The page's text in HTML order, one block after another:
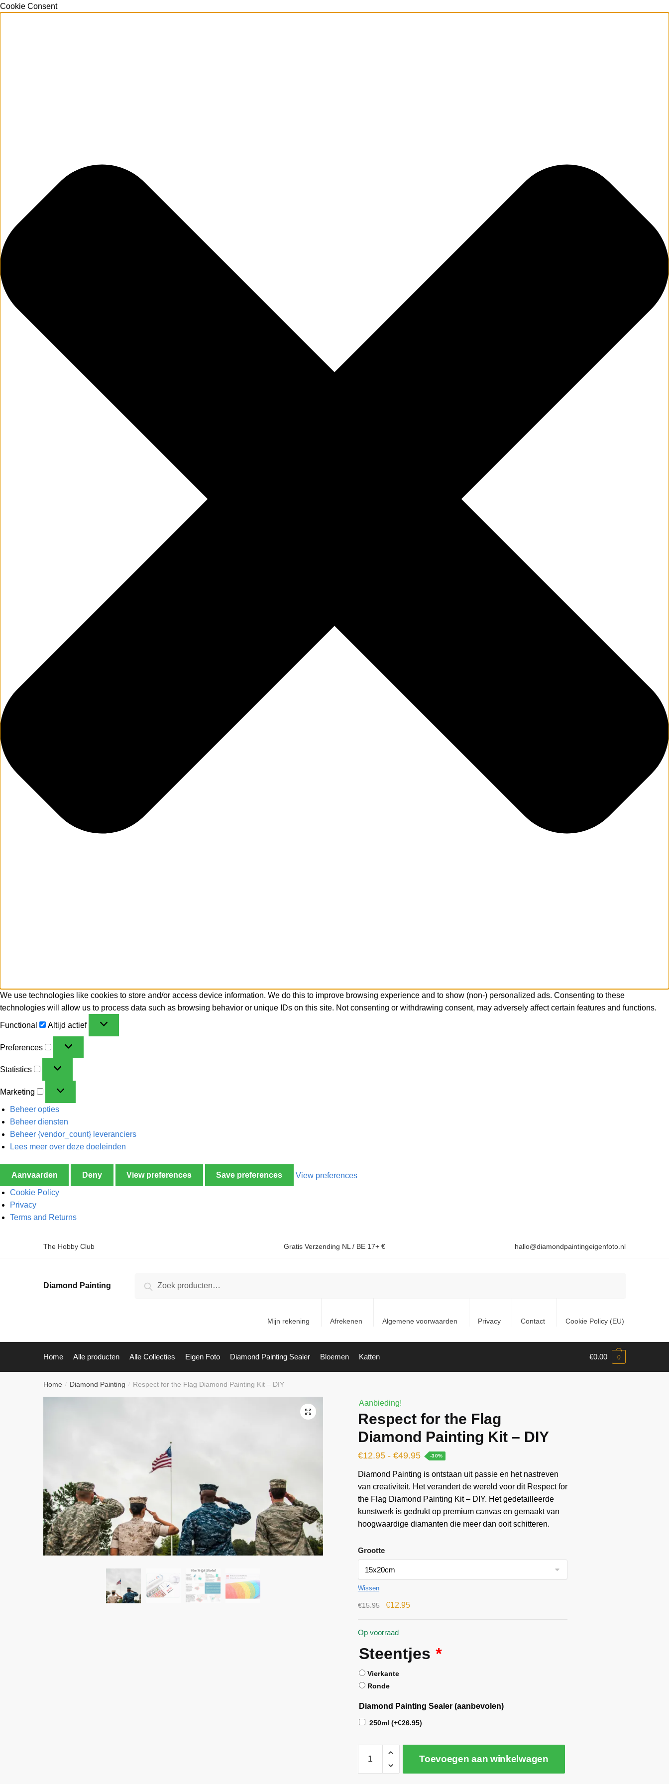
Cookie Consent
We use technologies like cookies to store and/or access device information. We do this to improve browsing experience and to show (non-) personalized ads. Consenting to these
technologies will allow us to process data such as browsing behavior or unique IDs on this site. Not consenting or withdrawing consent, may adversely affect certain features and functions.
Functional Altijd actief
Preferences
Statistics
Marketing
Beheer opties
Beheer diensten
Beheer {vendor_count} leveranciers
Lees meer over deze doeleinden
Aanvaarden Deny View preferences Save preferences View preferences
Cookie Policy
Privacy
Terms and Returns
The Hobby Club Gratis Verzending NL / BE 17+ € hallo@diamondpaintingeigenfoto.nl
Diamond Painting Zoeken
Mijn rekening Afrekenen Algemene voorwaarden Privacy Contact Cookie Policy (EU)
Home Alle producten Alle Collecties Eigen Foto Diamond Painting Sealer Bloemen Katten €0.00 0
Home / Diamond Painting / Respect for the Flag Diamond Painting Kit – DIY
🔍
Aanbieding!
Respect for the Flag
Diamond Painting Kit – DIY
€12.95 - €49.95 -30%
Diamond Painting is ontstaan ​​uit passie en het nastreven
van creativiteit. Het verandert de wereld voor dit Respect for
the Flag Diamond Painting Kit – DIY. Het gedetailleerde
kunstwerk is gedrukt op premium canvas en gemaakt van
hoogwaardige diamanten die meer dan ooit schitteren.
Grootte
Wissen
€15.95 €12.95
Op voorraad
Steentjes *
Vierkante
Ronde
Diamond Painting Sealer (aanbevolen)
250ml (+€26.95)
Toevoegen aan winkelwagen